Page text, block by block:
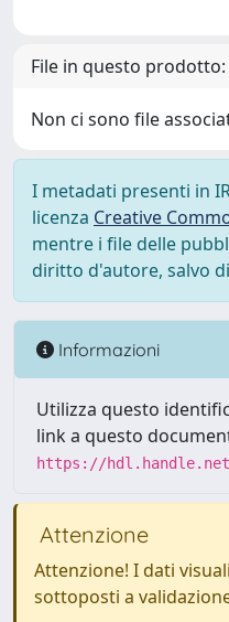
File in questo prodotto:
Non ci sono file
I metadati presenti in
licenza Creative
mentre i file delle
diritto d'autore, salvo
Informazioni
Utilizza questo
link a questo
https://
Attenzione
Attenzione! I dati
sottoposti a